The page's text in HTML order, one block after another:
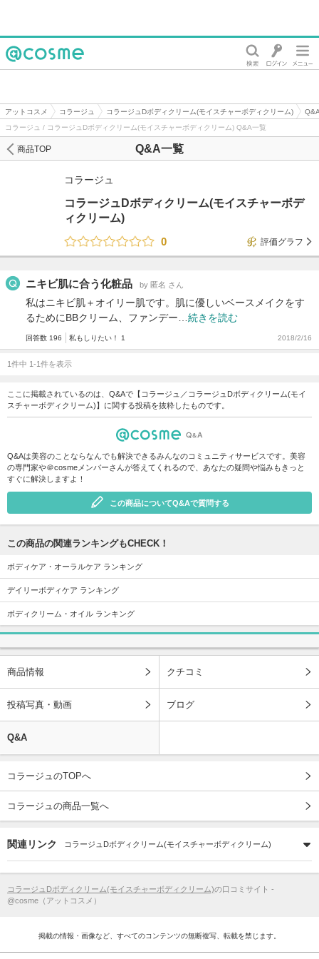
アットコスメ コラージュ コラージュDボディクリーム(モイスチャーボディクリーム)
コラージュ / コラージュDボディクリーム(モイスチャーボディクリーム) Q&A一覧
Q&A一覧
商品TOP
コラージュ
コラージュDボディクリーム(モイスチャーボデ
ィクリーム)
0
評価グラフ
ニキビ肌に合う化粧品 by 匿名 さん
私はニキビ肌＋オイリー肌です。肌に優しいベースメイクをす
るためにBBクリーム、ファンデー… 続きを読む
回答数 196 私もしりたい！ 1 2018/2/16
1件中 1-1件を表示
ここに掲載されているのは、Q&Aで【コラージュ／コラージュDボディクリーム(モイ
スチャーボディクリーム)】に関する投稿を抜粋したものです。
Q&Aは美容のことならなんでも解決できるみんなのコミュニティサービスです。美容
の専門家や＠cosmeメンバーさんが答えてくれるので、あなたの疑問や悩みもきっと
すぐに解決しますよ！
この商品についてQ&Aで質問する
この商品の関連ランキングもCHECK！
ボディケア・オーラルケア ランキング
デイリーボディケア ランキング
ボディクリーム・オイル ランキング
商品情報 クチコミ
投稿写真・動画 ブログ
Q&A
コラージュのTOPへ
コラージュの商品一覧へ
関連リンク コラージュDボディクリーム(モイスチャーボディクリーム)
コラージュDボディクリーム(モイスチャーボディクリーム)の口コミサイト -
@cosme（アットコスメ）
掲載の情報・画像など、すべてのコンテンツの無断複写、転載を禁じます。